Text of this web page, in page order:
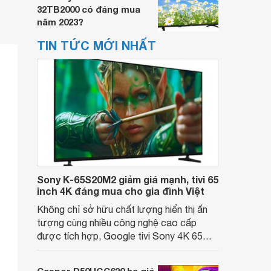
32TB2000 có đáng mua
năm 2023?
TIN TỨC MỚI NHẤT
Sony K-65S20M2 giảm giá mạnh, tivi 65
inch 4K đáng mua cho gia đình Việt
Không chỉ sở hữu chất lượng hiển thị ấn
tượng cùng nhiều công nghệ cao cấp
được tích hợp, Google tivi Sony 4K 65
nhiều cửa hàng điện máy giảm giá sâu.